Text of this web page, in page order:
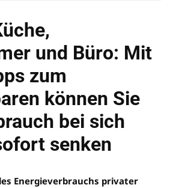
und Büro: Mit
zum
können Sie
bei sich
senken
Energieverbrauchs privater